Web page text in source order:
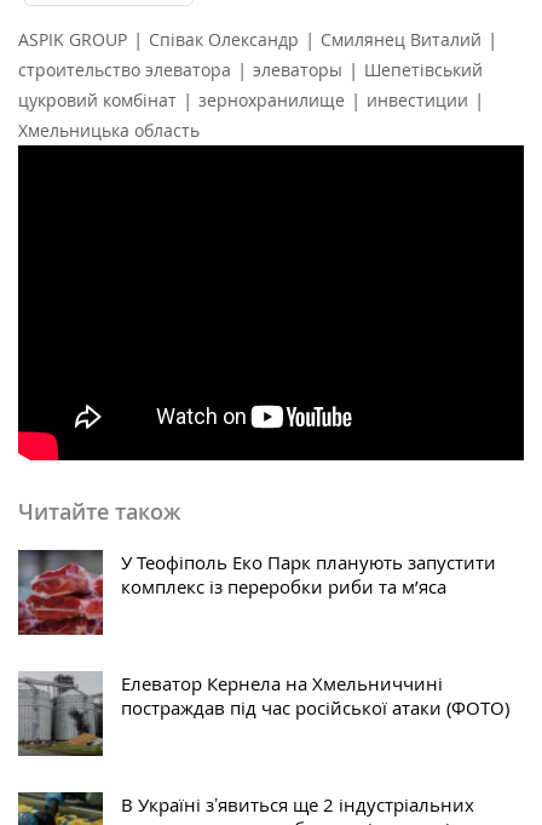
ASPIK GROUP | Співак Олександр | Смилянец Виталий |
строительство элеватора | элеваторы | Шепетівський
цукровий комбінат | зернохранилище | инвестиции |
Хмельницька область
Читайте також
У Теофіполь Еко Парк планують запустити
комплекс із переробки риби та м’яса
Елеватор Кернела на Хмельниччині
постраждав під час російської атаки (ФОТО)
В Україні зʼявиться ще 2 індустріальних